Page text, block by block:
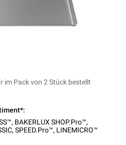
im Pack von 2 Stück bestellt
, BAKERLUX SHOP.Pro™,
, SPEED.Pro™, LINEMICRO™